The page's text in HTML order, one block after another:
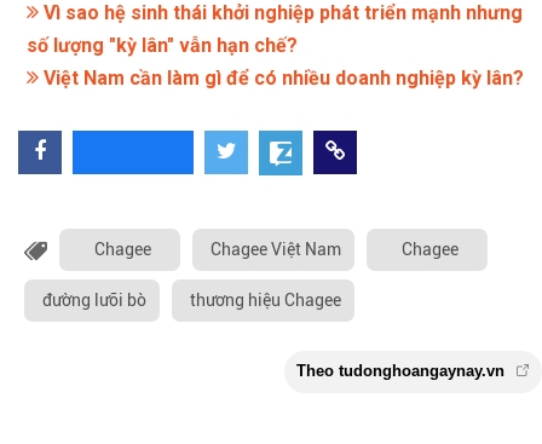
Vì sao hệ sinh thái khởi nghiệp phát triển mạnh nhưng
số lượng "kỳ lân" vẫn hạn chế?
Việt Nam cần làm gì để có nhiều doanh nghiệp kỳ lân?
Chagee Chagee Việt Nam Chagee
đường lưỡi bò thương hiệu Chagee